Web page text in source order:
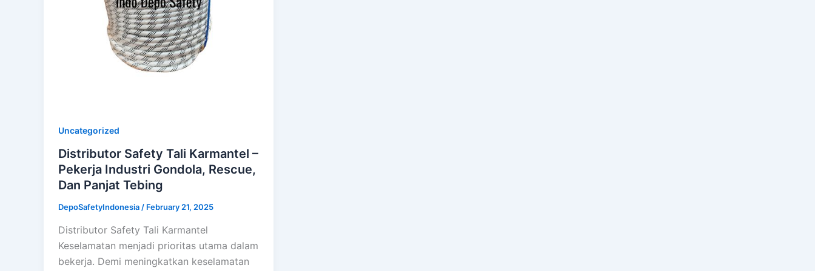
Uncategorized
Distributor Safety Tali Karmantel –
Pekerja Industri Gondola, Rescue,
Dan Panjat Tebing
DepoSafetyIndonesia/ February 21, 2025
Distributor Safety Tali Karmantel
Keselamatan menjadi prioritas utama dalam
bekerja. Demi meningkatkan keselamatan